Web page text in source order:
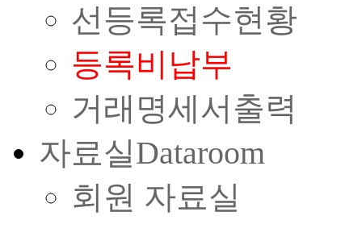
선등록접수현황
등록비납부
거래명세서출력
자료실Dataroom
회원 자료실